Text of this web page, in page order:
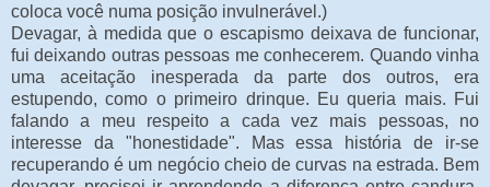
coloca você numa posição invulnerável.)
Devagar, à medida que o escapismo deixava de funcionar,
fui deixando outras pessoas me conhecerem. Quando vinha
uma aceitação inesperada da parte dos outros, era
estupendo, como o primeiro drinque. Eu queria mais. Fui
falando a meu respeito a cada vez mais pessoas, no
interesse da "honestidade". Mas essa história de ir-se
recuperando é um negócio cheio de curvas na estrada. Bem